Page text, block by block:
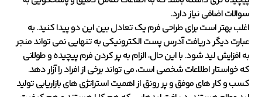
سوالات اضافی نیاز دارد.
اغلب بهتر است برای طراحی فرم یک تعادل بین این دو پیدا کنید. به
عبارت دیگر دریافت آدرس پست الکترونیکی به تنهایی نمی تواند منجر
به افزایش لید شود. با این حال، الزام به پر کردن فرم پیچیده و طولانی
که خواستار اطلاعات شخصی است، می تواند برخی از افراد را آزار دهد.
کسب و کار های موفق و پر رونق از اهمیت استراتژی های بازاریابی تولید